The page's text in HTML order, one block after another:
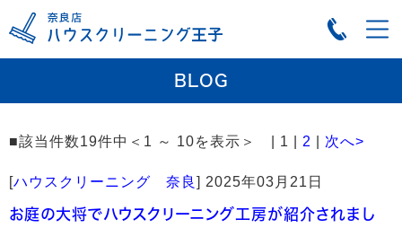
BLOG
■該当件数19件中＜1 ～ 10を表示＞ | 1 | 2 次へ>
[ハウスクリーニング 奈良 ] 2025年03月21日
お庭の大将でハウスクリーニング工房が紹介されまし